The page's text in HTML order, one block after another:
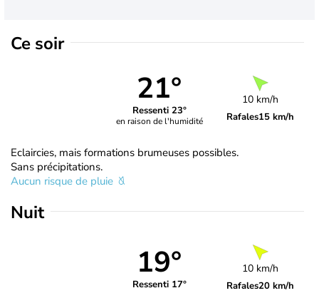
Ce soir
21°
Ressenti 23°
en raison de l'humidité
10 km/h
Rafales15 km/h
Eclaircies, mais formations brumeuses possibles.
Sans précipitations.
Aucun risque de pluie
Nuit
19°
Ressenti 17°
10 km/h
Rafales20 km/h